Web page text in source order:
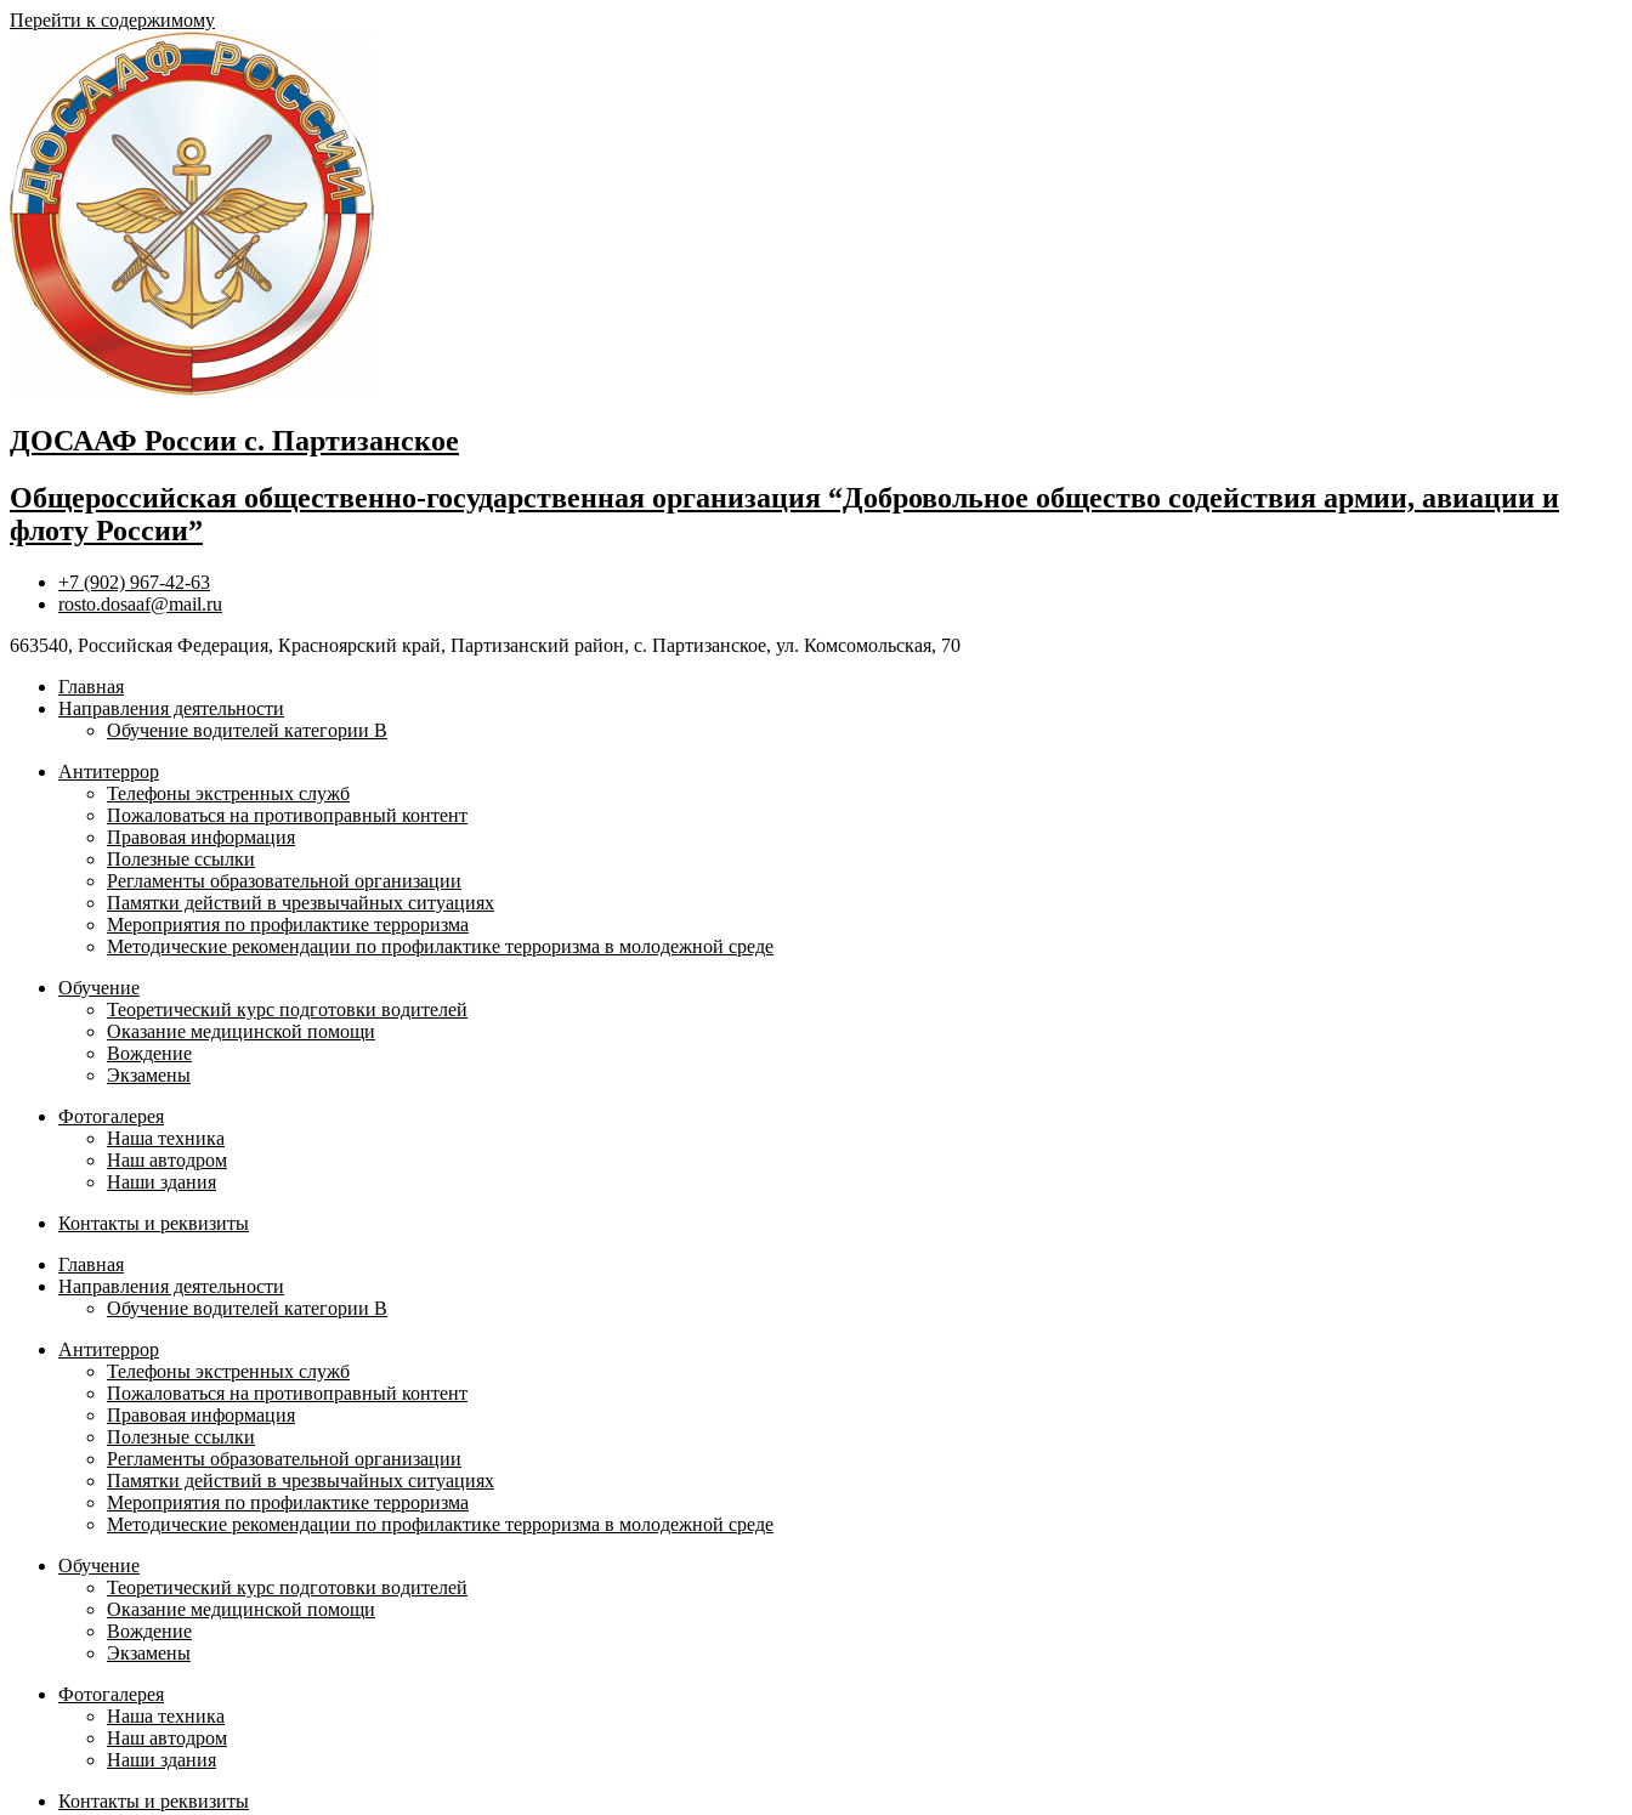
Перейти к содержимому
ДОСААФ России с. Партизанское
Общероссийская общественно-государственная организация “Добровольное общество содействия армии, авиации и
флоту России”
+7 (902) 967-42-63
rosto.dosaaf@mail.ru
663540, Российская Федерация, Красноярский край, Партизанский район, с. Партизанское, ул. Комсомольская, 70
Главная
Направления деятельности
Обучение водителей категории B
Антитеррор
Телефоны экстренных служб
Пожаловаться на противоправный контент
Правовая информация
Полезные ссылки
Регламенты образовательной организации
Памятки действий в чрезвычайных ситуациях
Мероприятия по профилактике терроризма
Методические рекомендации по профилактике терроризма в молодежной среде
Обучение
Теоретический курс подготовки водителей
Оказание медицинской помощи
Вождение
Экзамены
Фотогалерея
Наша техника
Наш автодром
Наши здания
Контакты и реквизиты
Главная
Направления деятельности
Обучение водителей категории B
Антитеррор
Телефоны экстренных служб
Пожаловаться на противоправный контент
Правовая информация
Полезные ссылки
Регламенты образовательной организации
Памятки действий в чрезвычайных ситуациях
Мероприятия по профилактике терроризма
Методические рекомендации по профилактике терроризма в молодежной среде
Обучение
Теоретический курс подготовки водителей
Оказание медицинской помощи
Вождение
Экзамены
Фотогалерея
Наша техника
Наш автодром
Наши здания
Контакты и реквизиты